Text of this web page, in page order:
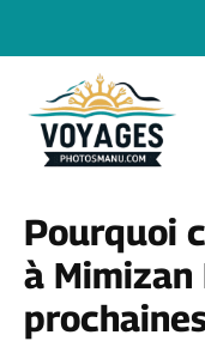
contenu
Pourquoi
à